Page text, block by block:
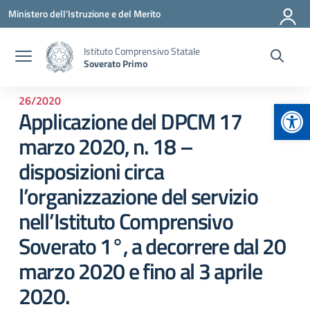
Vai ai contenuti
Vai al menu di navigazione
Vai al footer
Ministero dell'Istruzione e del Merito
Istituto Comprensivo Statale
Soverato Primo
26/2020
Applicazione del DPCM 17
marzo 2020, n. 18 –
disposizioni circa
l’organizzazione del servizio
nell’Istituto Comprensivo
Soverato 1°, a decorrere dal 20
marzo 2020 e fino al 3 aprile
2020.